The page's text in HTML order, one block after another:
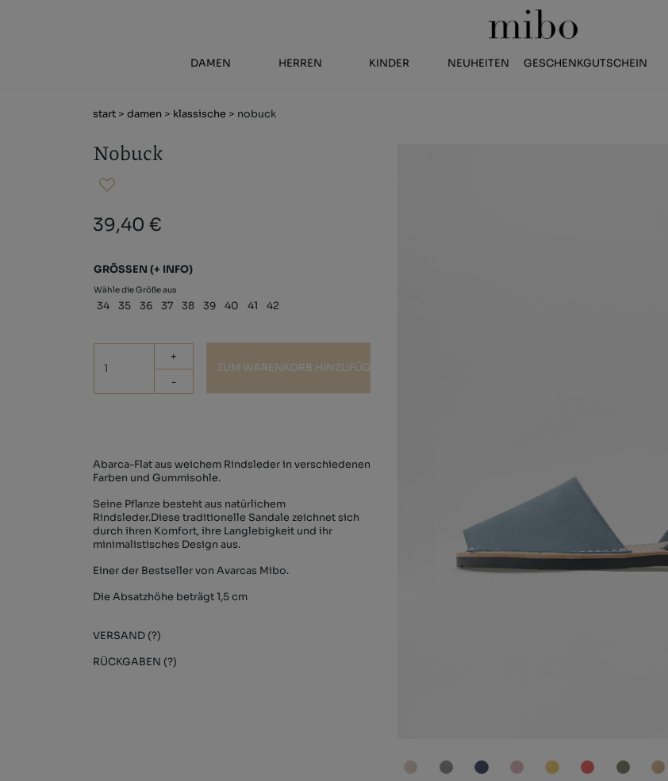
DAMEN HERREN KINDER NEUHEITEN GESCHENKGUTSCHEIN
start > damen > klassische > nobuck
Nobuck
39,40 €
GRÖSSEN (+ INFO)
Wähle die Größe aus
34 35 36 37 38 39 40 41 42
+
-
ZUM WARENKORB HINZUFÜGEN
Abarca-Flat aus weichem Rindsleder in verschiedenen
Farben und Gummisohle.
Seine Pflanze besteht aus natürlichem
Rindsleder.Diese traditionelle Sandale zeichnet sich
durch ihren Komfort, ihre Langlebigkeit und ihr
minimalistisches Design aus.
Einer der Bestseller von Avarcas Mibo.
Die Absatzhöhe beträgt 1,5 cm
VERSAND (?)
RÜCKGABEN (?)